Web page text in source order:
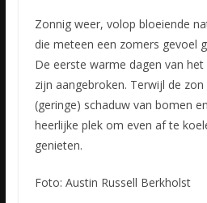
Zonnig weer, volop bloeiende
die meteen een zomers gevoel
De eerste warme dagen van
zijn aangebroken. Terwijl de
(geringe) schaduw van bomen
heerlijke plek om even af te
genieten.
Foto: Austin Russell Berkholst